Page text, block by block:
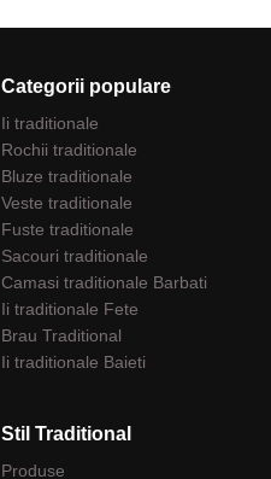
Categorii populare
Ii traditionale
Rochii traditionale
Bluze traditionale
Veste traditionale
Fuste traditionale
Sacouri traditionale
Camasi traditionale Barbati
Ii traditionale Fete
Brau Traditional
Ii traditionale Baieti
Stil Traditional
Produse